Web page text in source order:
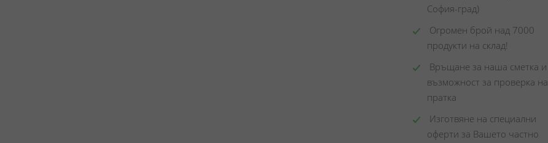
София-град)
Огромен брой над 7000
продукти на склад!
Връщане за наша сметка и
възможност за проверка на
пратка
Изготвяне на специални
оферти за Вашето частно